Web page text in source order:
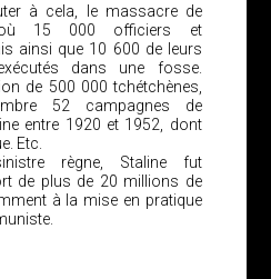
à cela, le massacre de
15 000 officiers et
ainsi que 10 600 de leurs
dans une fosse.
de 500 000 tchétchènes,
52 campagnes de
entre 1920 et 1952, dont
Etc.
règne, Staline fut
de plus de 20 millions de
à la mise en pratique